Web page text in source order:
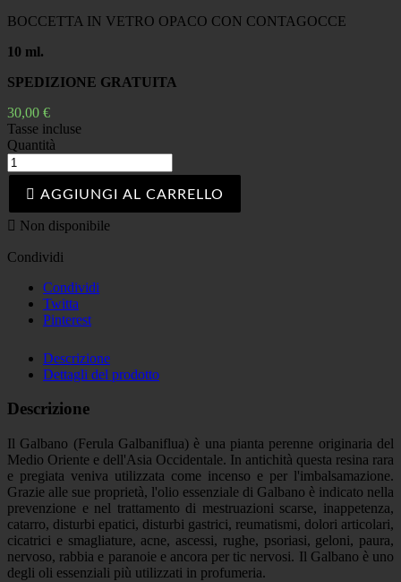
BOCCETTA IN VETRO OPACO CON CONTAGOCCE
10 ml.
SPEDIZIONE GRATUITA
30,00 €
Tasse incluse
Quantità
AGGIUNGI AL CARRELLO
 Non disponibile
Condividi
Condividi
Twitta
Pinterest
Descrizione
Dettagli del prodotto
Descrizione
Il Galbano (Ferula Galbaniflua) è una pianta perenne originaria del
Medio Oriente e dell'Asia Occidentale. In antichità questa resina rara
e pregiata veniva utilizzata come incenso e per l'imbalsamazione.
Grazie alle sue proprietà, l'olio essenziale di Galbano è indicato nella
prevenzione e nel trattamento di mestruazioni scarse, inappetenza,
catarro, disturbi epatici, disturbi gastrici, reumatismi, dolori articolari,
cicatrici e smagliature, acne, ascessi, rughe, psoriasi, geloni, paura,
nervoso, rabbia e paranoie e ancora per tic nervosi. Il Galbano è uno
degli oli essenziali più utilizzati in profumeria.